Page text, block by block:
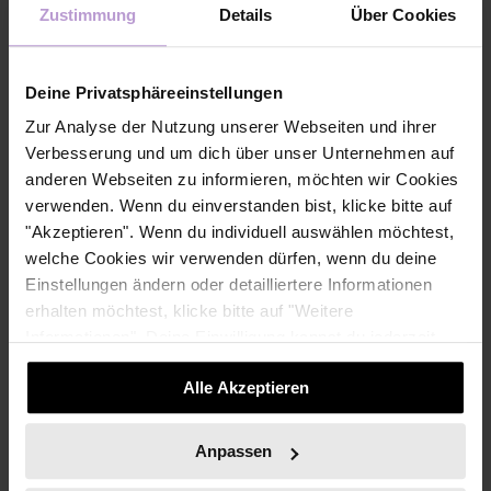
Zustimmung Details Über Cookies
Deine Privatsphäreeinstellungen
Zur Analyse der Nutzung unserer Webseiten und ihrer
Verbesserung und um dich über unser Unternehmen auf
anderen Webseiten zu informieren, möchten wir Cookies
verwenden. Wenn du einverstanden bist, klicke bitte auf
"Akzeptieren". Wenn du individuell auswählen möchtest,
welche Cookies wir verwenden dürfen, wenn du deine
Einstellungen ändern oder detailliertere Informationen
erhalten möchtest, klicke bitte auf "Weitere
widerrufen.
Alle Akzeptieren
Anpassen
Netzwerke, die man hat, zu pflegen und zu hegen. (…) Weil
wir brauchen Netzwerke, die uns auffangen, gerade wenn
Unterschied.
Neugierig bleiben
Am Ende des Gesprächs bringt Isabella ihre Haltung auf
den Punkt:
„Hör nie auf, neugierig zu sein. Wenn man sich die Freude
am neu entdecken bewahrt, dann kann man einfach neue
Wege gehen, neue Dinge ausprobieren, neue Challenges
💡 Warum Probleme im All und im Alltag dasselbe Prinzip